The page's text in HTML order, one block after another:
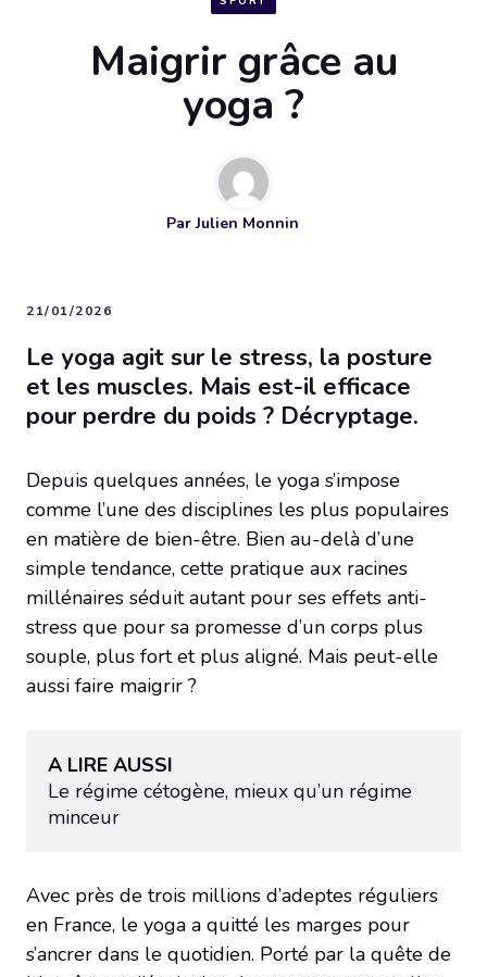
Maigrir grâce au
yoga ?
ParJulien Monnin
21/01/2026
Le yoga agit sur le stress, la posture
et les muscles. Mais est-il efficace
pour perdre du poids ? Décryptage.
Depuis quelques années, le yoga s’impose
comme l’une des disciplines les plus populaires
en matière de bien-être. Bien au-delà d’une
simple tendance, cette pratique aux racines
millénaires séduit autant pour ses effets anti-
stress que pour sa promesse d’un corps plus
souple, plus fort et plus aligné. Mais peut-elle
aussi faire maigrir ?
A LIRE AUSSI
Le régime cétogène, mieux qu’un régime
minceur
Avec près de trois millions d’adeptes réguliers
en France, le yoga a quitté les marges pour
s’ancrer dans le quotidien. Porté par la quête de